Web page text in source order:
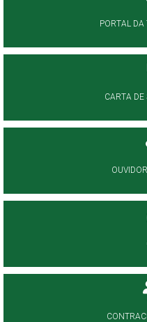
PORTAL DA
CARTA DE